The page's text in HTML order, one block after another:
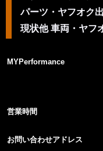
パーツ・ヤフオク
現状他 車両・ヤフ
MYPerformance
営業時間
お問い合わせアドレス